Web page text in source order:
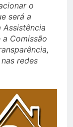
o
será a
Assistência
Comissão
redes